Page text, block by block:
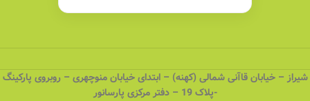
شیراز – خیابان قاآنی شمالی (کهنه) – ابتدای خیابان منوچهری – روبروی پارکینگ
-پلاک 19 – دفتر مرکزی پارسانور